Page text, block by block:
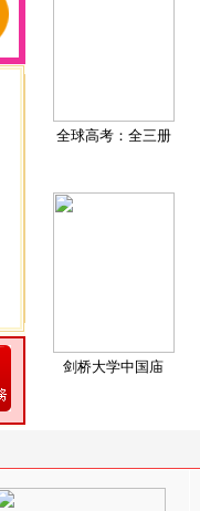
全球高考：全三册
剑桥大学中国庙